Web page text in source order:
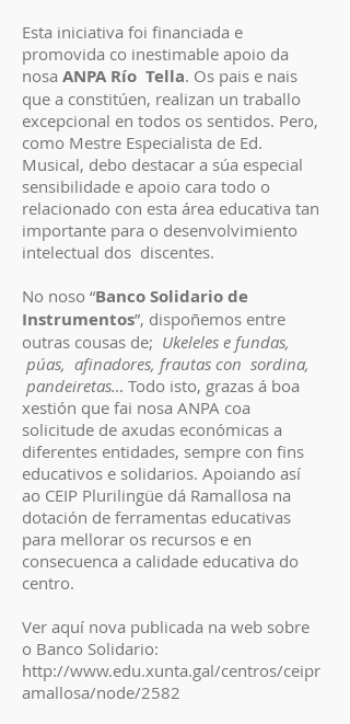
Esta iniciativa foi financiada e
promovida co inestimable apoio da
nosa ANPA Río Tella. Os pais e nais
que a constitúen, realizan un traballo
excepcional en todos os sentidos. Pero,
como Mestre Especialista de Ed.
Musical, debo destacar a súa especial
sensibilidade e apoio cara todo o
relacionado con esta área educativa tan
importante para o desenvolvimiento
intelectual dos discentes.
No noso “Banco Solidario de
Instrumentos”, dispoñemos entre
outras cousas de; Ukeleles e fundas,
púas, afinadores, frautas con sordina,
pandeiretas… Todo isto, grazas á boa
xestión que fai nosa ANPA coa
solicitude de axudas económicas a
diferentes entidades, sempre con fins
educativos e solidarios. Apoiando así
ao CEIP Plurilingüe dá Ramallosa na
dotación de ferramentas educativas
para mellorar os recursos e en
consecuenca a calidade educativa do
centro.
Ver aquí nova publicada na web sobre
o Banco Solidario:
http://www.edu.xunta.gal/centros/ceipr
amallosa/node/2582